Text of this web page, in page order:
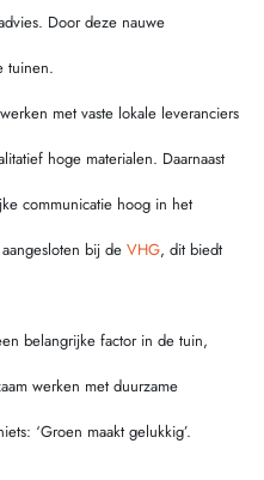
Door deze nauwe
tuinen.
met vaste lokale leveranciers
hoge materialen. Daarnaast
communicatie hoog in het
bij de VHG, dit biedt
belangrijke factor in de tuin,
werken met duurzame
‘Groen maakt gelukkig’.